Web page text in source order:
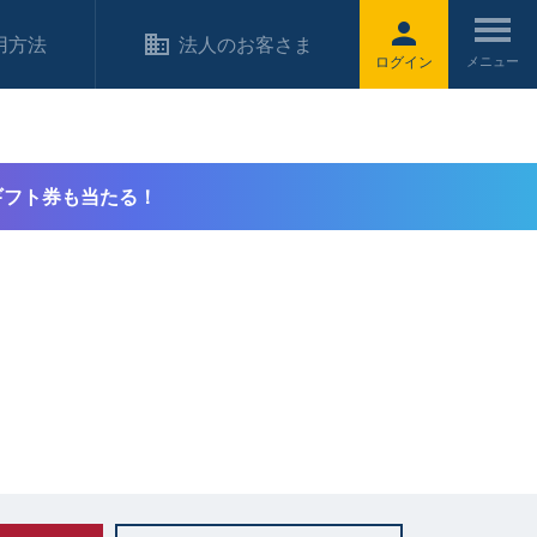
ログイン
方法 法人のお客さま
ト券も当たる！